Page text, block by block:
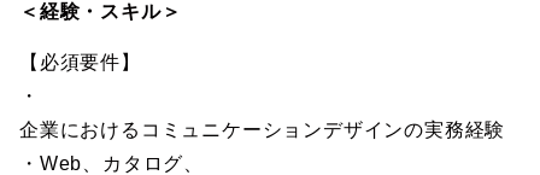
＜経験・スキル＞
【必須要件】
・
企業におけるコミュニケーションデザインの実務経験
・Web、カタログ、